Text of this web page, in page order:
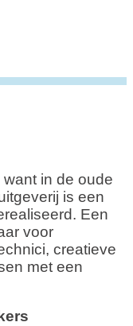
in de oude
is een
Een
voor
creatieve
met een